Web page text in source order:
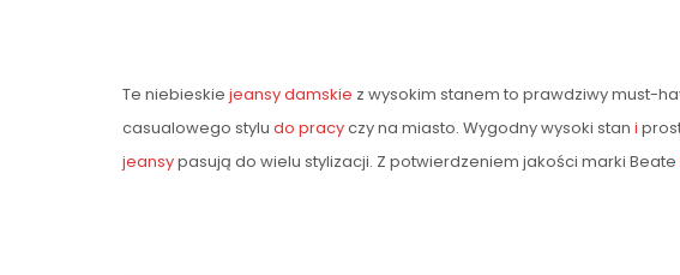
Te niebieskie jeansy damskie z wysokim stanem to prawdziwy must-
casualowego stylu do pracyczy na miasto. Wygodny wysoki stan i
jeansypasują do wielu stylizacji. Z potwierdzeniem jakości marki Beate